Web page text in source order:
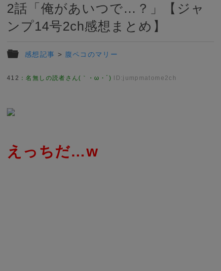
2話「俺があいつで…？」【ジャ
ンプ14号2ch感想まとめ】
感想記事 > 腹ペコのマリー
412 ：名無しの読者さん(｀・ω・´) ID:jumpmatome2ch
えっちだ…w